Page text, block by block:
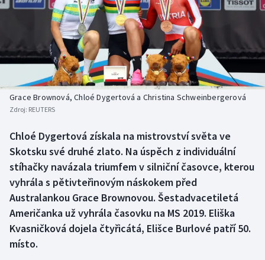
Biatlon
Boby a skeleton
Box
Curling
Florbal
Futsal
Golf
Gymnastika
Aplikace ČT sport
Grace Brownová, Chloé Dygertová a Christina Schweinbergerová
Zdroj: REUTERS
Chloé Dygertová získala na mistrovství světa ve
Skotsku své druhé zlato. Na úspěch z individuální
stíhačky navázala triumfem v silniční časovce, kterou
vyhrála s pětivteřinovým náskokem před
Australankou Grace Brownovou. Šestadvacetiletá
Američanka už vyhrála časovku na MS 2019. Eliška
Kvasničková dojela čtyřicátá, Elišce Burlové patří 50.
místo.